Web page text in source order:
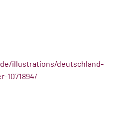
illustrations/deutschland-
1071894/